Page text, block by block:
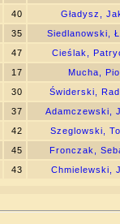
40 Gładysz,
35 Siedlanowski,
47 Cieślak,
17 Mucha,
30 Świderski,
37 Adamczewski,
42 Szeglowski,
45 Fronczak,
43 Chmielewski,